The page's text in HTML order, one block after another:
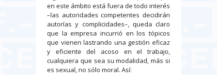
en este ámbito está fuera de todo interés
–las autoridades competentes decidirán
autorías y complicidades–, queda claro
que la empresa incurrió en los tópicos
que vienen lastrando una gestión eficaz
y eficiente del acoso en el trabajo,
cualquiera que sea su modalidad, más si
es sexual, no sólo moral. Así: